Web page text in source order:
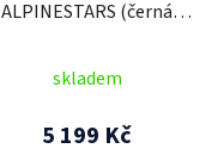
ALPINESTARS (černá
skladem
5 199 Kč